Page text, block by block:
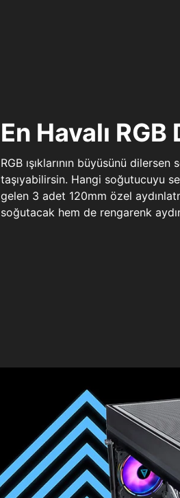
En Havalı
RGB ışıklarının büyüsünü
taşıyabilirsin. Hangi soğutucuyu
gelen 3 adet 120mm özel
soğutacak hem de rengarenk